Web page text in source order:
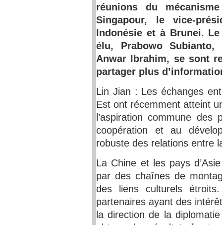
réunions du
Singapour, le vice-
Indonésie et à Brunei.
élu, Prabowo
Anwar Ibrahim, se sont
partager plus
Lin Jian : Les échanges
Est ont récemment atteint
l’aspiration commune
coopération et au
robuste des relations entre
La Chine et les pays
par des chaînes de
des liens culturels
partenaires ayant des
la direction de la